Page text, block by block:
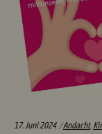
17. Juni 2024 Categories:
Andacht,